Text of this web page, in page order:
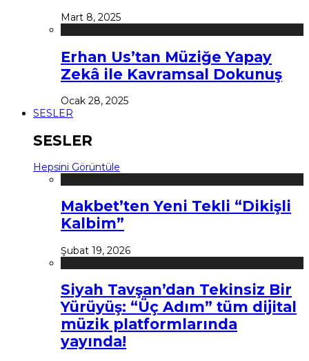
Mart 8, 2025
Erhan Us’tan Müziğe Yapay
Zekâ ile Kavramsal Dokunuş
Ocak 28, 2025
SESLER
SESLER
Hepsini Görüntüle
Makbet’ten Yeni Tekli “Dikişli
Kalbim”
Şubat 19, 2026
Siyah Tavşan’dan Tekinsiz Bir
Yürüyüş: “Üç Adım” tüm dijital
müzik platformlarında
yayında!